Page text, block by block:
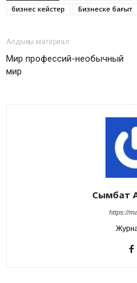
бизнес кейстер
Бизнеске бағыт
Алдыңғы материал
Мир профессий-необычный
мир
Сымбат
https://